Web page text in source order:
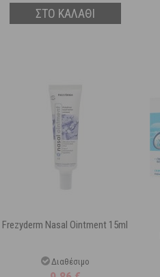
ΣΤΟ ΚΑΛΑΘΙ
Frezyderm Nasal Ointment 15ml
Διαθέσιμο